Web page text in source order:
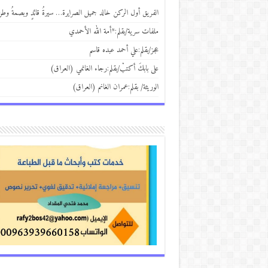
الفريق أول الركن خالد جميل الصرايرة… سيرةُ قائدٍ وبصمةُ
ملفات سرية/بقلم:*أمة الله الأحمدي
عجز/بقلم:علي أحمد عبده قاسم
على بابكَ أكتبْ/بقلم:رجاء الغانمي (العراق)
الوريثة/ بقلم:عمران الغانم (العراق)